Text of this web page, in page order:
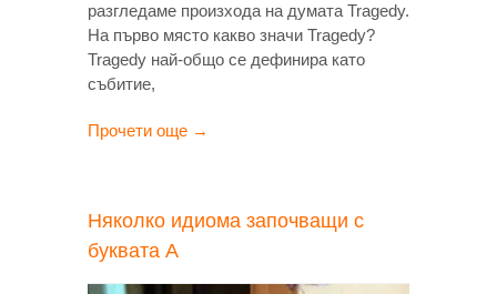
разгледаме произхода на думата Tragedy.
На първо място какво значи Tragedy?
Tragedy най-общо се дефинира като
събитие,
Прочети още →
Няколко идиома започващи с
буквата А